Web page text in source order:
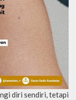
diri sendiri, tetapi